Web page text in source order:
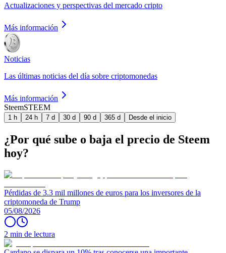
Actualizaciones y perspectivas del mercado cripto
Más información
Noticias
Las últimas noticias del día sobre criptomonedas
Más información
SteemSTEEM
1 h 24 h 7 d 30 d 90 d 365 d Desde el inicio
¿Por qué sube o baja el precio de Steem
hoy?
Pérdidas de 3.3 mil millones de euros para los inversores de la
criptomoneda de Trump
05/08/2026
2 min de lectura